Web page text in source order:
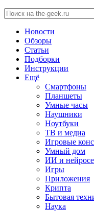
Новости
Обзоры
Статьи
Подборки
Инструкции
Ещё
Смартфоны
Планшеты
Умные часы
Наушники
Ноутбуки
ТВ и медиа
Игровые
Умный дом
ИИ и
Игры
Приложения
Крипта
Бытовая
Наука